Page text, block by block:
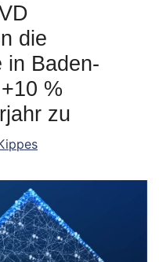
die
in Baden-
%
zu